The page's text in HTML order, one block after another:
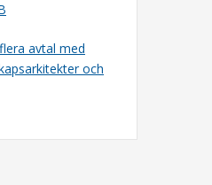
avtal med
och